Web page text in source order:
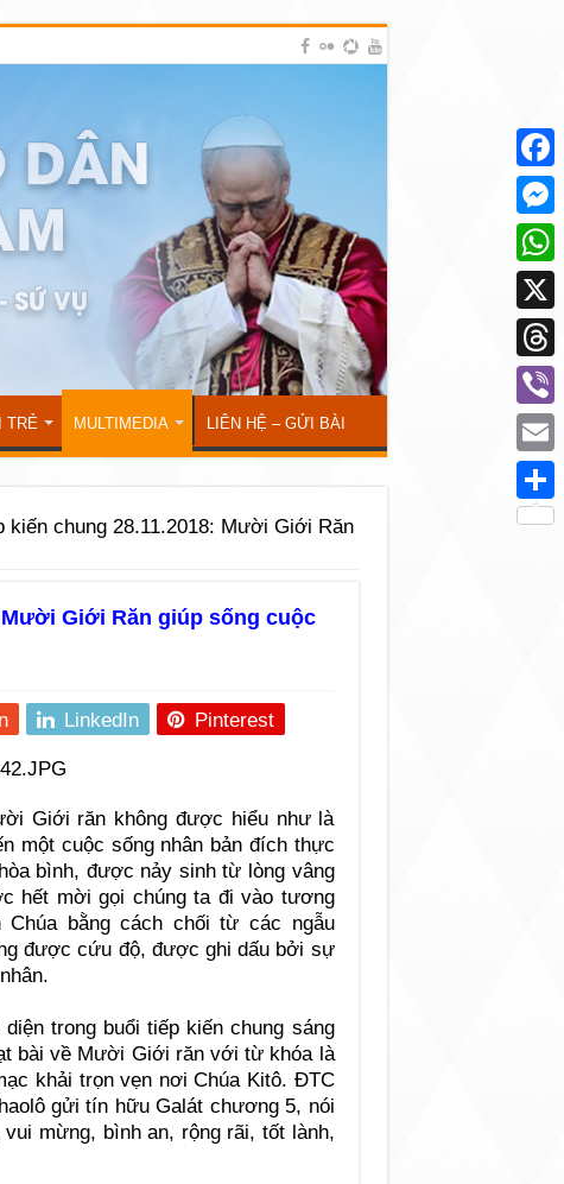
TRẺ MULTIMEDIA LIÊN HỆ – GỬI BÀI
kiến chung 28.11.2018: Mười Giới Răn
Giới Răn giúp sống cuộc
LinkedIn Pinterest
Giới răn không được hiểu như là
một cuộc sống nhân bản đích thực
bình, được nảy sinh từ lòng vâng
hết mời gọi chúng ta đi vào tương
bằng cách chối từ các ngẫu
được cứu độ, được ghi dấu bởi sự
trong buổi tiếp kiến chung sáng
bài về Mười Giới răn với từ khóa là
khải trọn vẹn nơi Chúa Kitô. ĐTC
gửi tín hữu Galát chương 5, nói
mừng, bình an, rộng rãi, tốt lành,
X
Viber